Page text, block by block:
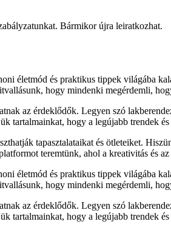
Bármikor újra leiratkozhat.
életmód és praktikus tippek világába
hogy mindenki megérdemli,
az érdeklődők. Legyen szó
tartalmainkat, hogy a legújabb trendek
tapasztalataikat és ötleteiket.
teremtünk, ahol a kreativitás és
életmód és praktikus tippek világába
hogy mindenki megérdemli,
az érdeklődők. Legyen szó
tartalmainkat, hogy a legújabb trendek